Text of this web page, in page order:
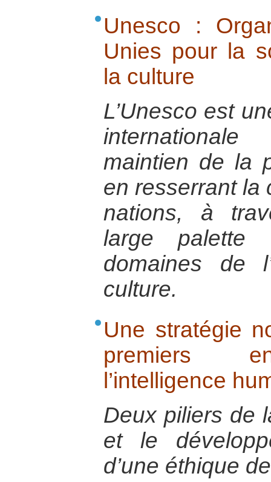
Unesco :
Unies pour la
la culture
L’Unesco est
maintien de la
en resserrant la
nations, à
large palette
domaines de
culture.
Une stratégie
premiers
l’intelligence
Deux piliers de
et le
d’une éthique